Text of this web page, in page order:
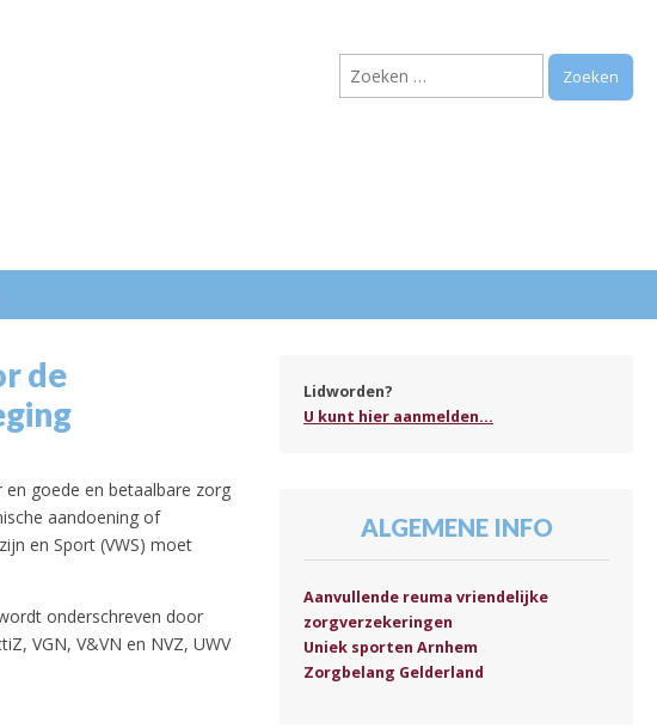
e.o.
Zoeken
naar:
de
goede en betaalbare zorg
aandoening of
en Sport (VWS) moet
onderschreven door
VGN, V&VN en NVZ, UWV
Lidworden?
U kunt hier aanmelden...
ALGEMENE INFO
Aanvullende reuma vriendelijke
zorgverzekeringen
Uniek sporten Arnhem
Zorgbelang Gelderland